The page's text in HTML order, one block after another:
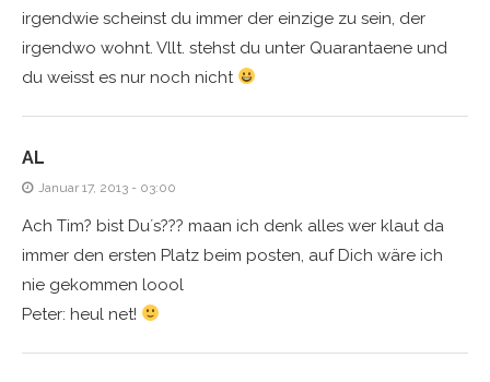
irgendwie scheinst du immer der einzige zu sein, der
irgendwo wohnt. Vllt. stehst du unter Quarantaene und
du weisst es nur noch nicht
AL
Januar 17, 2013 - 03:00
Ach Tim? bist Du´s??? maan ich denk alles wer klaut da
immer den ersten Platz beim posten, auf Dich wäre ich
nie gekommen loool
Peter: heul net!